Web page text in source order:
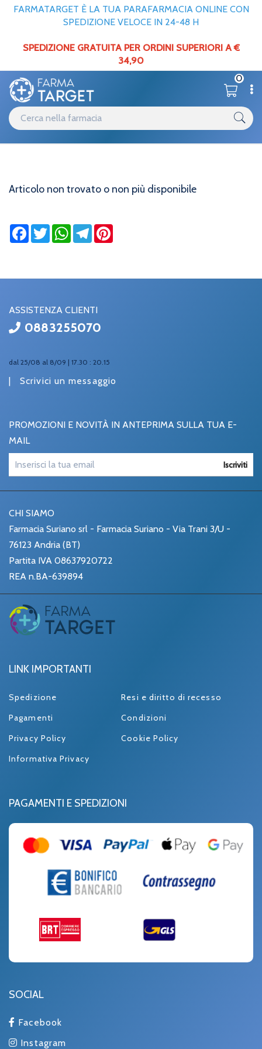
FARMATARGET È LA TUA PARAFARMACIA ONLINE CON
SPEDIZIONE VELOCE IN 24-48 H
SPEDIZIONE GRATUITA PER ORDINI SUPERIORI A €
34,90
0
Articolo non trovato o non più disponibile
Facebook
TwitterWhatsApp
Telegram
ASSISTENZA CLIENTI
0883255070
dal 25/08 al 8/09 | 17.30 : 20.15
| Scrivici un messaggio
PROMOZIONI E NOVITÀ IN ANTEPRIMA SULLA TUA E-
MAIL
Iscriviti
CHI SIAMO
Farmacia Suriano srl - Farmacia Suriano - Via Trani 3/U -
76123 Andria (BT)
Partita IVA 08637920722
REA n.BA-639894
LINK IMPORTANTI
Spedizione
Resi e diritto di recesso
Pagamenti
Condizioni
Privacy Policy
Cookie Policy
Informativa Privacy
PAGAMENTI E SPEDIZIONI
SOCIAL
Facebook
Instagram